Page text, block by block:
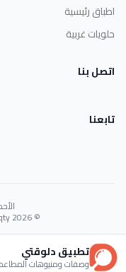
اطباق رئيسية
حلويات غربية
اتصل بنا
تابعنا
© 2026 Dlwaqty. جميع الحقوق محفوظة.
تطبيق دلوقتي
وصفات ومنيوهات